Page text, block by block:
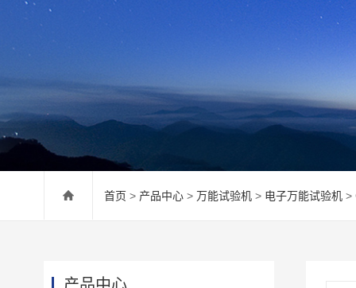
首页 > 产品中心 > 万能试验机 > 电子万能试验机 >